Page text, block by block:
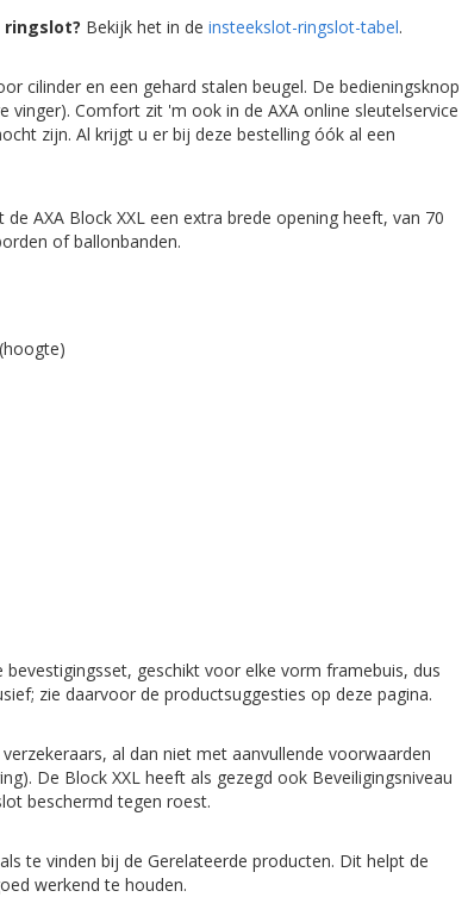
Bekijk het in de insteekslot-ringslot-tabel.
cilinder en een gehard stalen beugel. De bedieningsknop
Comfort zit 'm ook in de AXA online sleutelservice
zijn. Al krijgt u er bij deze bestelling óók al een
AXA Block XXL een extra brede opening heeft, van 70
of ballonbanden.
geschikt voor elke vorm framebuis, dus
zie daarvoor de productsuggesties op deze pagina.
al dan niet met aanvullende voorwaarden
De Block XXL heeft als gezegd ook Beveiligingsniveau
beschermd tegen roest.
te vinden bij de Gerelateerde producten. Dit helpt de
werkend te houden.